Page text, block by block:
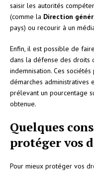
saisir les autorités
(comme la Direction
pays) ou recourir à un
Enfin, il est possible de
dans la défense des droits
indemnisation. Ces
démarches administratives
prélevant un pourcentage
obtenue.
Quelques
protéger vos
Pour mieux protéger vos